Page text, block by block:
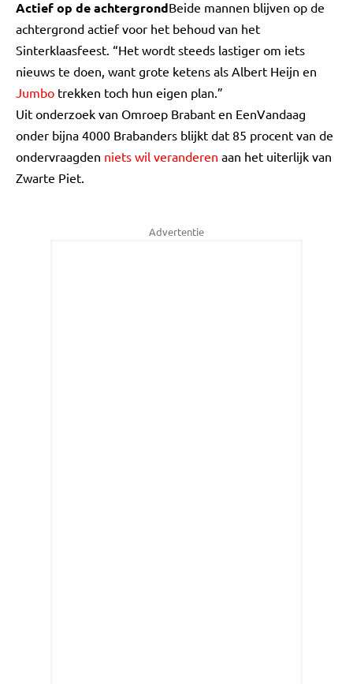
Actief op de achtergrondBeide mannen blijven op de
achtergrond actief voor het behoud van het
Sinterklaasfeest. “Het wordt steeds lastiger om iets
nieuws te doen, want grote ketens als Albert Heijn en
Jumbo trekken toch hun eigen plan.”
Uit onderzoek van Omroep Brabant en EenVandaag
onder bijna 4000 Brabanders blijkt dat 85 procent van de
ondervraagden niets wil veranderen aan het uiterlijk van
Zwarte Piet.
Advertentie